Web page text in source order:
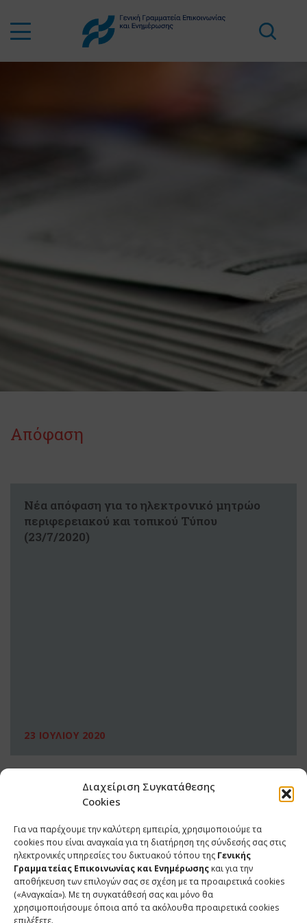
Διαχείριση Συγκατάθεσης
Cookies
Για να παρέχουμε την καλύτερη εμπειρία, χρησιμοποιούμε τα
cookies που είναι αναγκαία για τη διατήρηση της σύνδεσής σας στις
ηλεκτρονικές υπηρεσίες του δικτυακού τόπου της Γενικής
Γραμματείας Επικοινωνίας και Ενημέρωσης και για την
αποθήκευση των επιλογών σας σε σχέση με τα προαιρετικά cookies
(«Αναγκαία»). Με τη συγκατάθεσή σας και μόνο θα
χρησιμοποιήσουμε όποια από τα ακόλουθα προαιρετικά cookies
επιλέξετε.
Απόφαση
Νέα απόφαση για το ηλεκτρονικό μητρώο
περιφερειακού και τοπικού Τύπου
(23/7/2020)
23 ΙΟΥΛΙΟΥ 2020
ΕΠΙΚΟΙΝΩΝΙΑ